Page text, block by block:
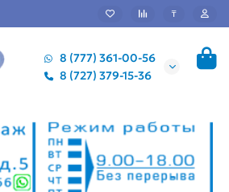
₸
8 (777) 361-00-56
8 (727) 379-15-36